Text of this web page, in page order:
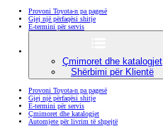
Provoni Toyota-n pa pagesë
Gjej një përfaqësi shitje
E-termini për servis
Çmimoret dhe katalogjet
Shërbimi për Klientë
Provoni Toyota-n pa pagesë
Gjej një përfaqësi shitje
E-termini për servis
Çmimoret dhe katalogjet
Automjete për livrim të shpejtë